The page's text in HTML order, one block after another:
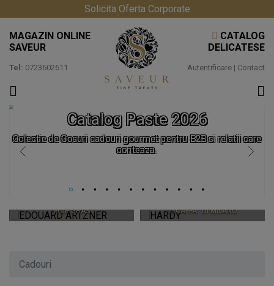
Solicita Oferta Corporate
MAGAZIN ONLINE
SAVEUR
Tel: 0723602611
CATALOG
DELICATESE
Autentificare | Contact
Catalog Paste 2026
Colectie de Cosuri cadouri gourmet pentru B2B si relatii care
conteaza.
FOIE GRAS IL CAFFÃ¨ DI MILANO
Cadouri